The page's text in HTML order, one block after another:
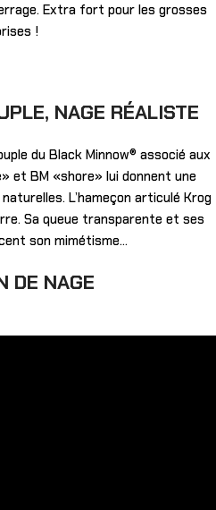
Extra fort pour les grosses
!
NAGE RÉALISTE
du Black Minnow® associé aux
et BM «shore» lui donnent une
L’hameçon articulé Krog
Sa queue transparente et ses
son mimétisme…
DE NAGE